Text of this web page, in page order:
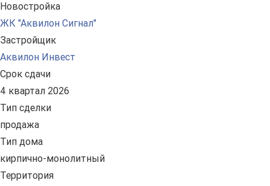
Новостройка
ЖК "Аквилон Сигнал"
Застройщик
Аквилон Инвест
Срок сдачи
4 квартал 2026
Тип сделки
продажа
Тип дома
кирпично-монолитный
Территория